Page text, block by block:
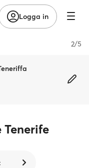
Logga in
2/5
Tenerife